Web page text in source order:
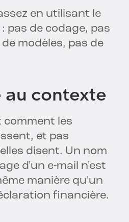
en utilisant le
pas de codage, pas
modèles, pas de
au contexte
comment les
et pas
disent. Un nom
d'un e-mail n'est
manière qu'un
financière.